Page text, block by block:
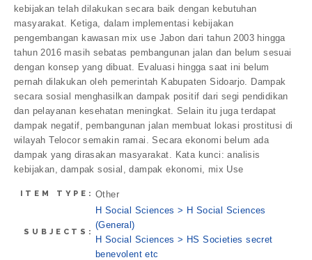
kebijakan telah dilakukan secara baik dengan kebutuhan
masyarakat. Ketiga, dalam implementasi kebijakan
pengembangan kawasan mix use Jabon dari tahun 2003 hingga
tahun 2016 masih sebatas pembangunan jalan dan belum sesuai
dengan konsep yang dibuat. Evaluasi hingga saat ini belum
pernah dilakukan oleh pemerintah Kabupaten Sidoarjo. Dampak
secara sosial menghasilkan dampak positif dari segi pendidikan
dan pelayanan kesehatan meningkat. Selain itu juga terdapat
dampak negatif, pembangunan jalan membuat lokasi prostitusi di
wilayah Telocor semakin ramai. Secara ekonomi belum ada
dampak yang dirasakan masyarakat. Kata kunci: analisis
kebijakan, dampak sosial, dampak ekonomi, mix Use
ITEM TYPE: Other
SUBJECTS:
H Social Sciences > H Social Sciences
(General)
H Social Sciences > HS Societies secret
benevolent etc